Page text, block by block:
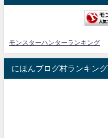
モンスターハンターランキング
にほんブログ村ランキング